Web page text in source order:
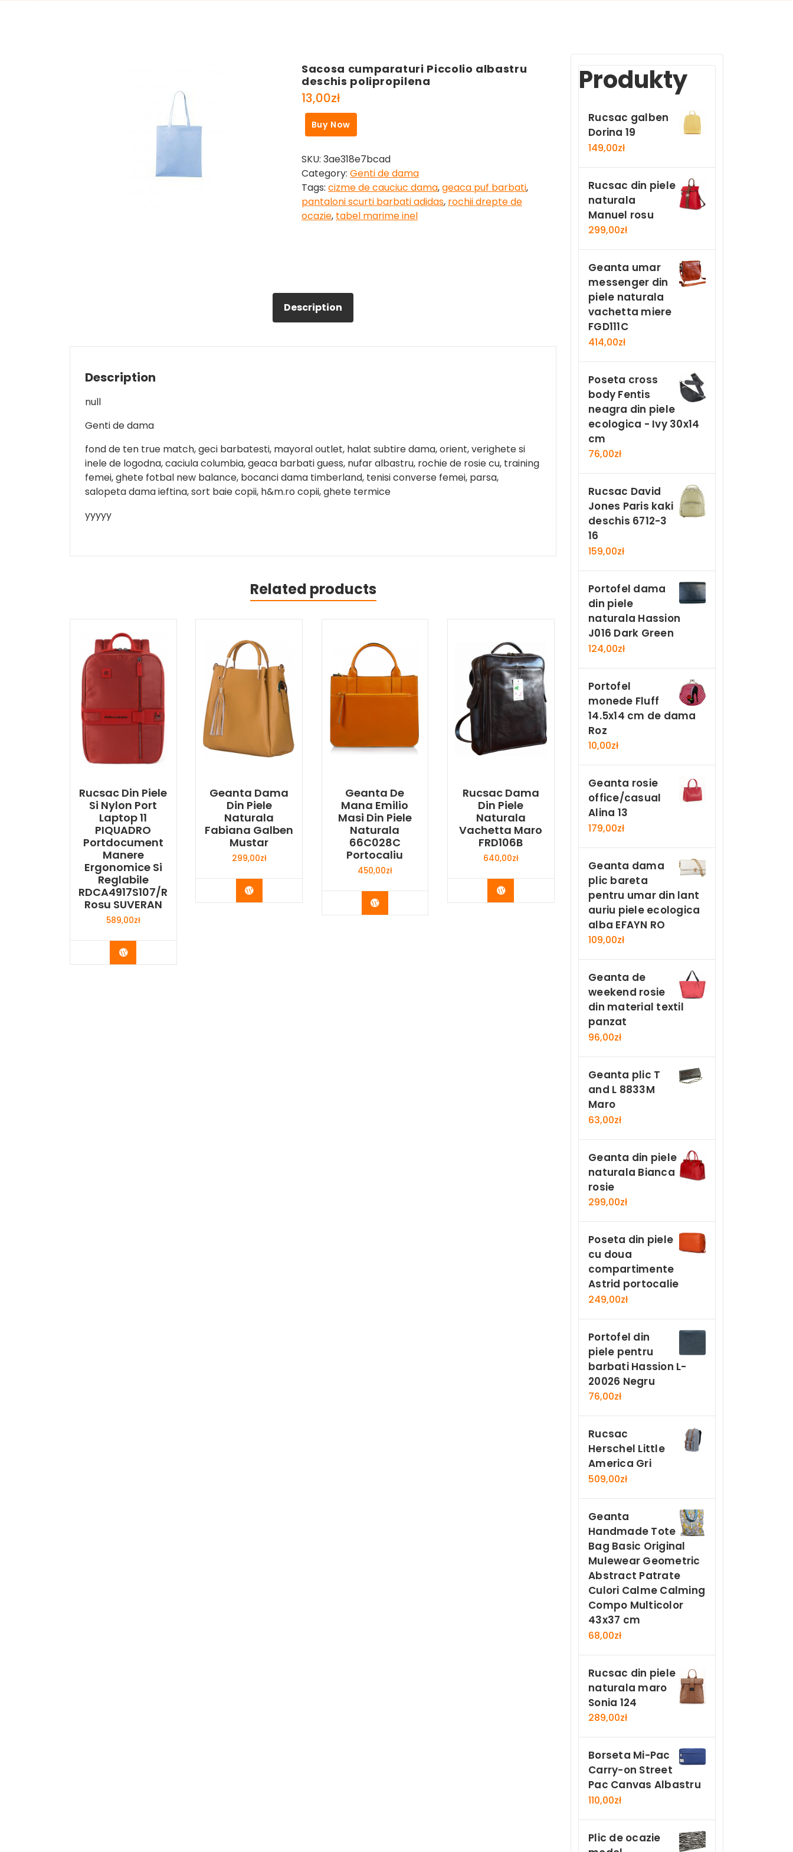
Sacosa cumparaturi Piccolio albastru
deschis polipropilena
13,00zł
Buy Now
SKU: 3ae318e7bcad
Category: Genti de dama
Tags: cizme de cauciuc dama,geaca puf barbati,
pantaloni scurti barbati adidas, rochii drepte de
ocazie, tabel marime inel
Description
Description
null
Genti de dama
fond de ten true match, geci barbatesti, mayoral outlet, halat subtire dama, orient, verighete si
inele de logodna, caciula columbia, geaca barbati guess, nufar albastru, rochie de rosie cu, training
femei, ghete fotbal new balance, bocanci dama timberland, tenisi converse femei, parsa,
salopeta dama ieftina, sort baie copii, h&m.ro copii, ghete termice
yyyyy
Related products
Rucsac Din Piele
Si Nylon Port
Laptop 11
PIQUADRO
Portdocument
Manere
Ergonomice Si
Reglabile
RDCA4917S107/R
Rosu SUVERAN
589,00zł
Buy Now
Geanta Dama
Din Piele
Naturala
Fabiana Galben
Mustar
299,00zł
Buy Now
Geanta De
Mana Emilio
Masi Din Piele
Naturala
66C028C
Portocaliu
450,00zł
Buy Now
Rucsac Dama
Din Piele
Naturala
Vachetta Maro
FRD106B
640,00zł
Buy Now
Produkty
Rucsac galben
Dorina 19
149,00zł
Rucsac din piele
naturala
Manuel rosu
299,00zł
Geanta umar
messenger din
piele naturala
vachetta miere
FGD111C
414,00zł
Poseta cross
body Fentis
neagra din piele
ecologica - Ivy 30x14
cm
76,00zł
Rucsac David
Jones Paris kaki
deschis 6712-3
16
159,00zł
Portofel dama
din piele
naturala Hassion
J016 Dark Green
124,00zł
Portofel
monede Fluff
14.5x14 cm de dama
Roz
10,00zł
Geanta rosie
office/casual
Alina 13
179,00zł
Geanta dama
plic bareta
pentru umar din lant
auriu piele ecologica
alba EFAYN RO
109,00zł
Geanta de
weekend rosie
din material textil
panzat
96,00zł
Geanta plic T
and L 8833M
Maro
63,00zł
Geanta din piele
naturala Bianca
rosie
299,00zł
Poseta din piele
cu doua
compartimente
Astrid portocalie
249,00zł
Portofel din
piele pentru
barbati Hassion L-
20026 Negru
76,00zł
Rucsac
Herschel Little
America Gri
509,00zł
Geanta
Handmade Tote
Bag Basic Original
Mulewear Geometric
Abstract Patrate
Culori Calme Calming
Compo Multicolor
43x37 cm
68,00zł
Rucsac din piele
naturala maro
Sonia 124
289,00zł
Borseta Mi-Pac
Carry-on Street
Pac Canvas Albastru
110,00zł
Plic de ocazie